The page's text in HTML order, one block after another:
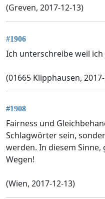
(Greven, 2017-12-13)
#1906
Ich unterschreibe weil
(01665 Klipphausen,
#1908
Fairness und
Schlagwörter sein,
werden. In diesem
Wegen!
(Wien, 2017-12-13)